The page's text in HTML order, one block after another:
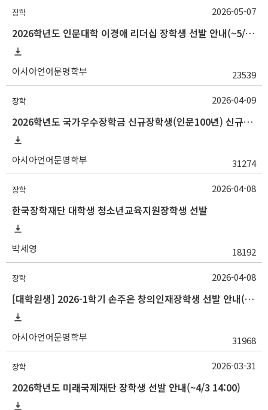
장학
2026학년도 인문대학 이경애 리더십 장학생 선발 안내(~5/15 10:00)
아시아언어문명학부 23539
2026-05-07
장학
2026학년도 국가우수장학금 신규장학생(인문100년) 신규장학생 선발 안내(~4/15 10:00)
아시아언어문명학부 31274
2026-04-09
장학
한국장학재단 대학생 청소년교육지원장학생 선발
박세영 18192
2026-04-08
장학
[대학원생] 2026-1학기 손주은 창의인재장학생 선발 안내(~4/17 10:00)
아시아언어문명학부 31968
2026-04-08
장학
2026학년도 미래국제재단 장학생 선발 안내(~4/3 14:00)
2026-03-31